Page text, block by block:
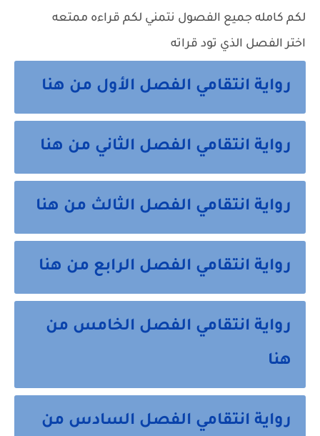
لكم كامله جميع الفصول نتمني لكم قراءه ممتعه
اختر الفصل الذي تود قراته
رواية انتقامي الفصل الأول من هنا
رواية انتقامي الفصل الثاني من هنا
رواية انتقامي الفصل الثالث من هنا
رواية انتقامي الفصل الرابع من هنا
رواية انتقامي الفصل الخامس من
هنا
رواية انتقامي الفصل السادس من